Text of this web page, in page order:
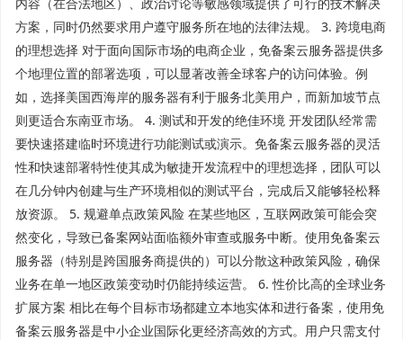
方案，同时仍然要求用户遵守服务所在地的法律法规。 3. 跨境电商
的理想选择 对于面向国际市场的电商企业，免备案云服务器提供多
个地理位置的部署选项，可以显著改善全球客户的访问体验。例
如，选择美国西海岸的服务器有利于服务北美用户，而新加坡节点
则更适合东南亚市场。 4. 测试和开发的绝佳环境 开发团队经常需
要快速搭建临时环境进行功能测试或演示。免备案云服务器的灵活
性和快速部署特性使其成为敏捷开发流程中的理想选择，团队可以
在几分钟内创建与生产环境相似的测试平台，完成后又能够轻松释
放资源。 5. 规避单点政策风险 在某些地区，互联网政策可能会突
然变化，导致已备案网站面临额外审查或服务中断。使用免备案云
服务器（特别是跨国服务商提供的）可以分散这种政策风险，确保
业务在单一地区政策变动时仍能持续运营。 6. 性价比高的全球业务
扩展方案 相比在每个目标市场都建立本地实体和进行备案，使用免
备案云服务器是中小企业国际化更经济高效的方式。用户只需支付